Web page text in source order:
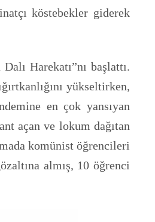
köstebekler giderek
Harekatı”nı başlattı.
yükseltirken,
en çok yansıyan
açan ve lokum dağıtan
komünist öğrencileri
almış, 10 öğrenci